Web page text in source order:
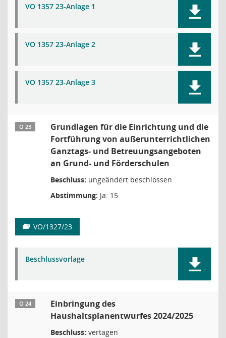
VO 1357 23-Anlage 1
VO 1357 23-Anlage 2
VO 1357 23-Anlage 3
Ö 23
Grundlagen für die Einrichtung und die
Fortführung von außerunterrichtlichen
Ganztags- und Betreuungsangeboten
an Grund- und Förderschulen
Beschluss: ungeändert beschlossen
Abstimmung: Ja: 15
VO/1327/23
Beschlussvorlage
Ö 24
Einbringung des
Haushaltsplanentwurfes 2024/2025
Beschluss: vertagen